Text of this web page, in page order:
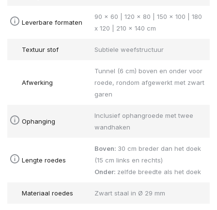
Leverbare formaten
90 x 60 | 120 x 80 | 150 x 100 | 180
x 120 | 210 x 140 cm
Textuur stof Subtiele weefstructuur
Afwerking
Tunnel (6 cm) boven en onder voor
roede, rondom afgewerkt met zwart
garen
Ophanging
Inclusief ophangroede met twee
wandhaken
Lengte roedes
Boven: 30 cm breder dan het doek
(15 cm links en rechts)
Onder: zelfde breedte als het doek
Materiaal roedes Zwart staal in Ø 29 mm